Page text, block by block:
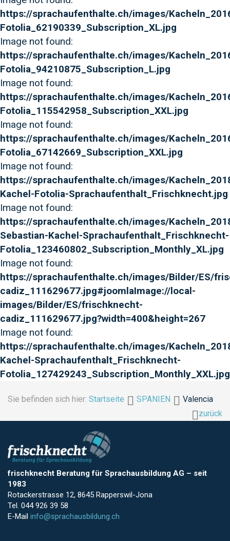
https://sprachaufenthalte.ch/images/
Fotolia_62190339_Subscription_XL.jpg
Image not found:
https://sprachaufenthalte.ch/images/
Fotolia_94210875_Subscription_L.jpg
Image not found:
https://sprachaufenthalte.ch/images/
Fotolia_115542958_Subscription_XXL.jpg
Image not found:
https://sprachaufenthalte.ch/images/
Fotolia_67142669_Subscription_XXL.jpg
Image not found:
https://sprachaufenthalte.ch/images/
Kachel-Fotolia-Sprachaufenthalt_Frischknecht.jpg
Image not found:
https://sprachaufenthalte.ch/images/
Sebastian-Kachel-Sprachaufenthalt_Frischknecht-
Fotolia_123460802_Subscription_Monthly_XL.jpg
Image not found:
https://sprachaufenthalte.ch/images/Bilder/ES/
cadiz_111629677.jpg#joomlaImage://local-
images/Bilder/ES/frischknecht-
cadiz_111629677.jpg?width=400&height=267
Image not found:
https://sprachaufenthalte.ch/images/
Kachel-Sprachaufenthalt_Frischknecht-
Fotolia_127429243_Subscription_Monthly_XXL.jpg
Sie befinden sich hier: Startseite SPANIEN
Valencia
zurück
frischknecht Beratung für Sprachausbildung AG – seit
1983
Rotackerstrasse 12, 8645 Rapperswil-Jona
Tel. 044 926 39 58
E-Mail info@sprachausbildung.ch